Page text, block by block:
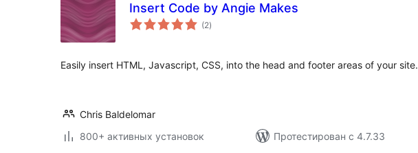
Insert Code by Angie Makes
(2общий
рейтинг
)
Easily insert HTML, Javascript, CSS, into the head and footer areas of your site.
Chris Baldelomar
800+ активных установок
Протестирован с 4.7.33